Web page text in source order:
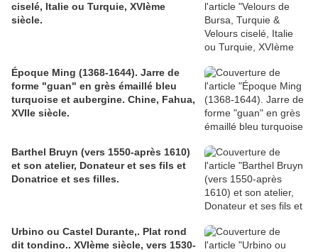
ciselé, Italie ou Turquie, XVIème
siècle.
Époque Ming (1368-1644). Jarre de
forme "guan" en grès émaillé bleu
turquoise et aubergine. Chine, Fahua,
XVIIe siècle.
Barthel Bruyn (vers 1550-après 1610)
et son atelier, Donateur et ses fils et
Donatrice et ses filles.
Urbino ou Castel Durante,. Plat rond
dit tondino.. XVIème siècle, vers 1530-